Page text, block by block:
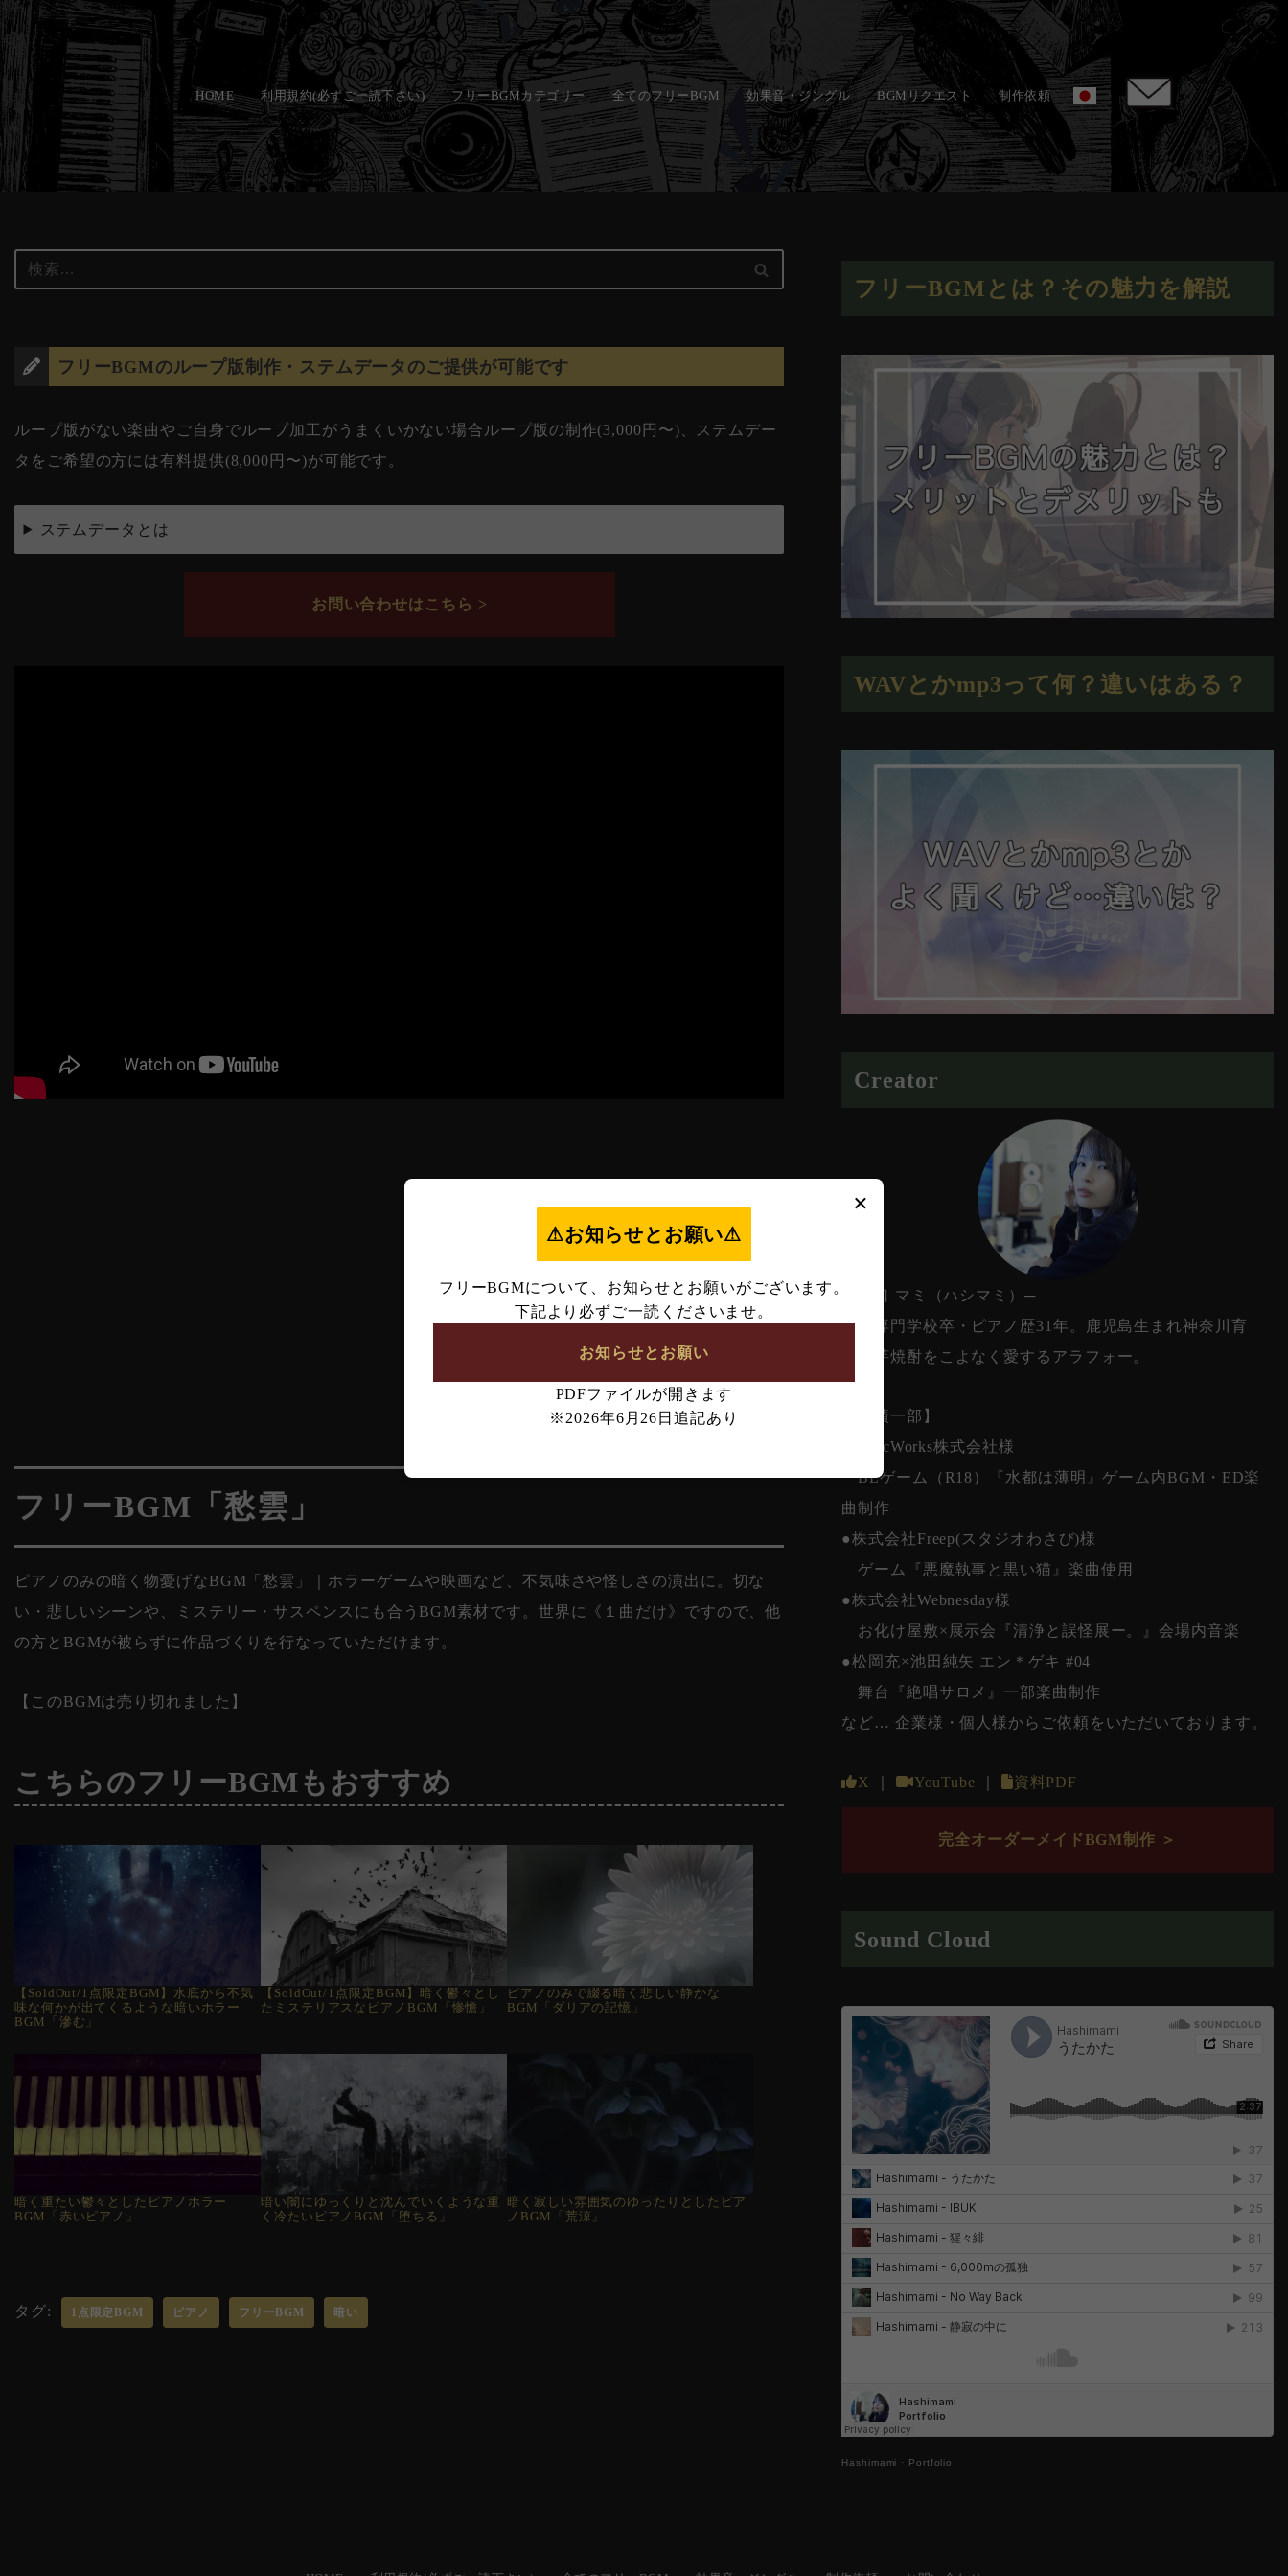
コ
ン
テ
ン
ツ
キ
HOME 利用規約(必ずご一読下さい) フリーBGMカテゴリー 全てのフリーBGM 効果音・ジングル BGMリクエスト 制作依頼
フリーBGMのループ版制作・ステムデータのご提供が可能です
ループ版がない楽曲やご自身でループ加工がうまくいかない場合ループ版の制作(3,000円〜)、ステムデー
タをご希望の方には有料提供(8,000円〜)が可能です。
ステムデータとは
お問い合わせはこちら >
フリーBGM「愁雲」
ピアノのみの暗く物憂げなBGM「愁雲」｜ホラーゲームや映画など、不気味さや怪しさの演出に。切な
い・悲しいシーンや、ミステリー・サスペンスにも合うBGM素材です。世界に《１曲だけ》ですので、他
の方とBGMが被らずに作品づくりを行なっていただけます。
【このBGMは売り切れました】
こちらのフリーBGMもおすすめ
【SoldOut/1点限定BGM】水底から不気
味な何かが出てくるような暗いホラー
BGM「滲む」
【SoldOut/1点限定BGM】暗く鬱々とし
たミステリアスなピアノBGM「惨憺」
ピアノのみで綴る暗く悲しい静かな
BGM「ダリアの記憶」
暗く重たい鬱々としたピアノホラー
BGM「赤いピアノ」
暗い闇にゆっくりと沈んでいくような重
く冷たいピアノBGM「堕ちる」
暗く寂しい雰囲気のゆったりとしたピア
ノBGM「荒涼」
タグ: 1点限定BGM ピアノ フリーBGM 暗い
フリーBGMとは？その魅力を解説
WAVとかmp3って何？違いはある？
Creator
─ 橋口 マミ（ハシマミ）─
音響専門学校卒・ピアノ歴31年。鹿児島生まれ神奈川育
ち、芋焼酎をこよなく愛するアラフォー。
【実績一部】
●HolicWorks株式会社様
BLゲーム（R18）『水都は薄明』ゲーム内BGM・ED楽
曲制作
●株式会社Freep(スタジオわさび)様
ゲーム『悪魔執事と黒い猫』楽曲使用
●株式会社Webnesday様
お化け屋敷×展示会『清浄と誤怪展ー。』会場内音楽
●松岡充×池田純矢 エン＊ゲキ #04
舞台『絶唱サロメ』一部楽曲制作
など… 企業様・個人様からご依頼をいただいております。
X YouTube 資料PDF
完全オーダーメイドBGM制作 ＞
Sound Cloud
Hashimami · Portfolio
×
⚠︎お知らせとお願い⚠︎
フリーBGMについて、お知らせとお願いがございます。
下記より必ずご一読くださいませ。
お知らせとお願い
PDFファイルが開きます
※2026年6月26日追記あり